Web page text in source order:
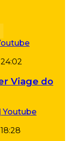
24:02
Viage do
18:28